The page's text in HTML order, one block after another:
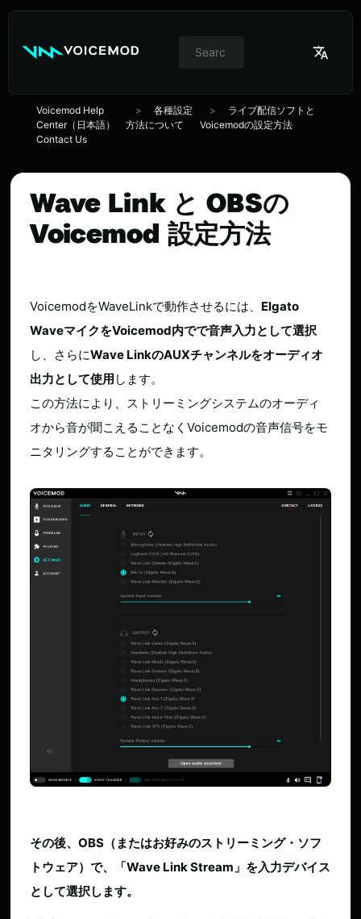
Voicemod Help
Center（日本語）
各種設定
方法について
ライブ配信ソフトと
Voicemodの設定方法
Contact Us
Wave Link と OBSの
Voicemod 設定方法
VoicemodをWaveLinkで動作させるには、 Elgato
WaveマイクをVoicemod内でで音声入力として選択
し、さらにWave LinkのAUXチャンネルをオーディオ
出力として使用 します。
この方法により、ストリーミングシステムのオーディ
オから音が聞こえることなくVoicemodの音声信号をモ
ニタリングすることができます。
その後、OBS（またはお好みのストリーミング・ソフ
トウェア）で、「Wave Link Stream」を入力デバイス
として選択します。